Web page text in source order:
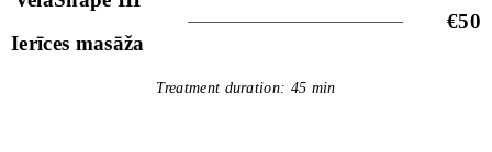
Ierīces masāža
€50
Treatment duration: 45 min